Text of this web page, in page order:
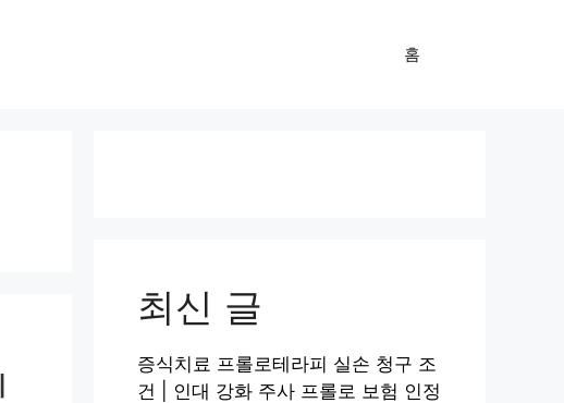
홈
최신 글
증식치료 프롤로테라피 실손 청구 조
건 | 인대 강화 주사 프롤로 보험 인정